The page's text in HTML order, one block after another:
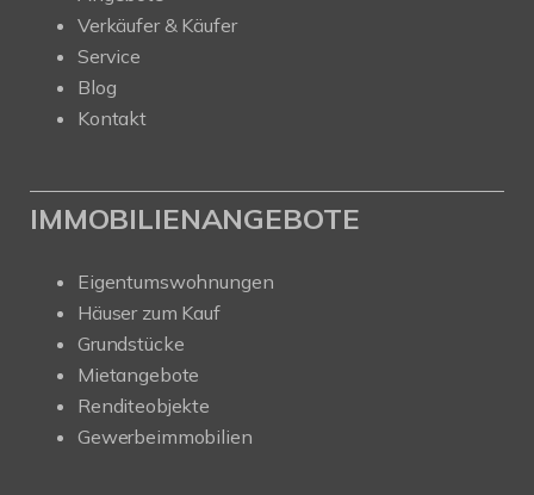
Verkäufer & Käufer
Service
Blog
Kontakt
IMMOBILIENANGEBOTE
Eigentumswohnungen
Häuser zum Kauf
Grundstücke
Mietangebote
Renditeobjekte
Gewerbeimmobilien